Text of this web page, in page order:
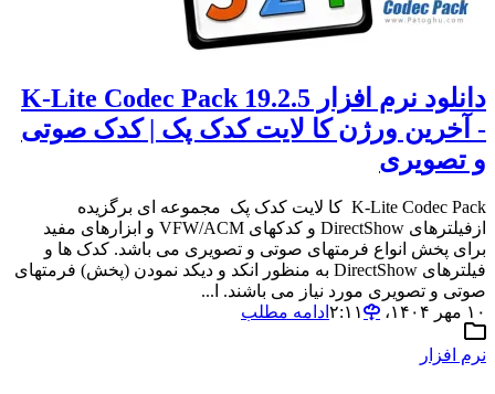
دانلود نرم افزار K-Lite Codec Pack 19.2.5
- آخرین ورژن کا لایت کدک پک | کدک صوتی
و تصویری
K-Lite Codec Pack کا لایت کدک پک مجموعه ای برگزیده
ازفیلترهای DirectShow و کدکهای VFW/ACM و ابزارهای مفید
برای پخش انواع فرمتهای صوتی و تصویری می باشد. کدک ها و
فیلترهای DirectShow به منظور انکد و دیکد نمودن (پخش) فرمتهای
صوتی و تصویری مورد نیاز می باشند. ا...
۱۰ مهر ۱۴۰۴،‏ ۲:۱۱
ادامه مطلب
نرم افزار